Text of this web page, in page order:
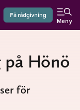
Få rådgivning
Meny
på Hönö
för